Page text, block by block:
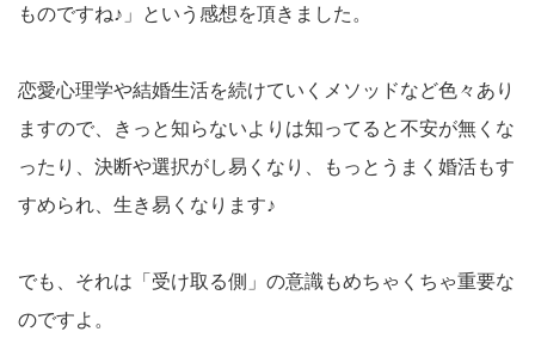
ものですね♪」という感想を頂きました。
恋愛心理学や結婚生活を続けていくメソッドなど色々あり
ますので、きっと知らないよりは知ってると不安が無くな
ったり、決断や選択がし易くなり、もっとうまく婚活もす
すめられ、生き易くなります♪
でも、それは「受け取る側」の意識もめちゃくちゃ重要な
のですよ。